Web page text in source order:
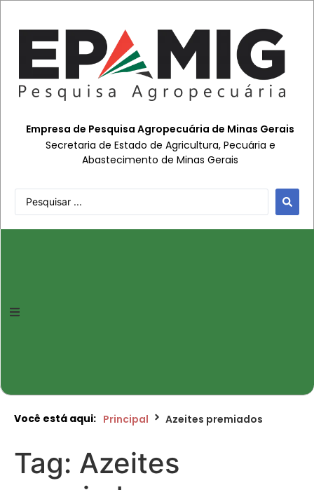
Empresa de Pesquisa Agropecuária de Minas Gerais
Secretaria de Estado de Agricultura, Pecuária e
Abastecimento de Minas Gerais
Você está aqui: Principal Azeites premiados
Tag: Azeites